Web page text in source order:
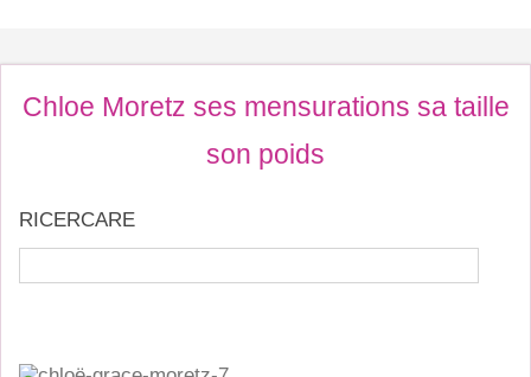
Chloe Moretz ses mensurations sa taille
son poids
RICERCARE